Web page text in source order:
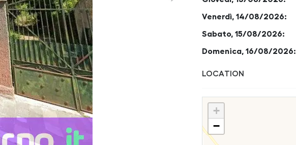
Venerdì, 14/08/2026:
Sabato, 15/08/2026:
Domenica, 16/08/2026:
LOCATION
+
−